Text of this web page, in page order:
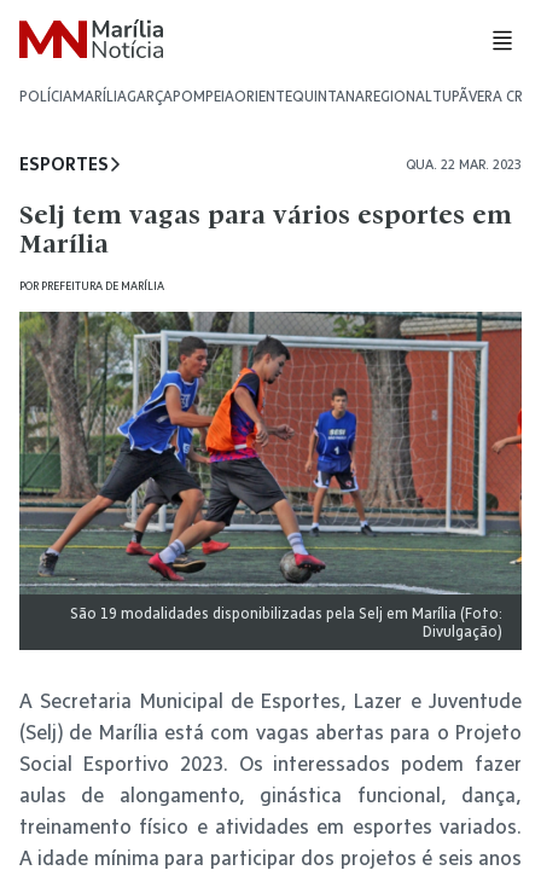
POLÍCIAMARÍLIAGARÇAPOMPEIAORIENTEQUINTANAREGIONALTUPÃVERA CRUZ
ESPORTES QUA. 22 MAR. 2023
Selj tem vagas para vários esportes em
Marília
POR PREFEITURA DE MARÍLIA
São 19 modalidades disponibilizadas pela Selj em Marília (Foto:
Divulgação)
A Secretaria Municipal de Esportes, Lazer e Juventude
(Selj) de Marília está com vagas abertas para o Projeto
Social Esportivo 2023. Os interessados podem fazer
aulas de alongamento, ginástica funcional, dança,
treinamento físico e atividades em esportes variados.
A idade mínima para participar dos projetos é seis anos